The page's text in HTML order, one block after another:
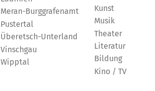
Meran-Burggrafenamt
Pustertal
Überetsch-Unterland
Vinschgau
Wipptal
Kunst
Musik
Theater
Literatur
Bildung
Kino / TV